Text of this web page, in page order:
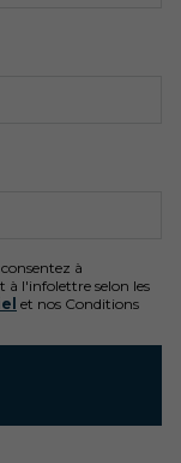
à
l'infolettre selon les
et nos Conditions